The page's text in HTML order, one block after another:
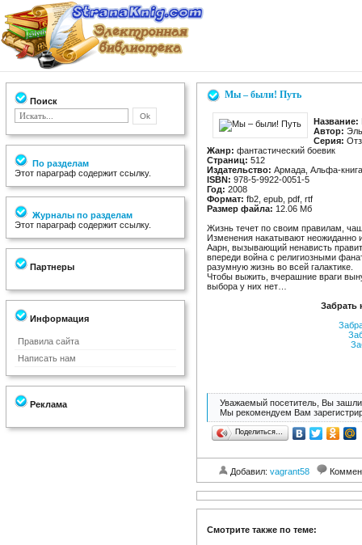
Поиск
По разделам
Этот параграф содержит ссылку.
Журналы по разделам
Этот параграф содержит ссылку.
Партнеры
Информация
Правила сайта
Написать нам
Реклама
Мы – были! Путь
Название:
Автор:
Серия:
Жанр: фантастический боевик
Страниц: 512
Издательство: Армада, Альфа-книга
ISBN: 978-5-9922-0051-5
Год: 2008
Формат: fb2, epub, pdf, rtf
Размер файла: 12.06 Мб
Жизнь течет по своим правилам,
Изменения накатывают неожиданно
Аарн, вызывающий ненависть
впереди война с религиозными
разумную жизнь во всей галактике.
Чтобы выжить, вчерашние враги
выбора у них нет…
Забрать
Уважаемый посетитель, Вы зашли
Мы рекомендуем Вам
Поделиться…
Добавил: vagrant58
Смотрите также по теме: